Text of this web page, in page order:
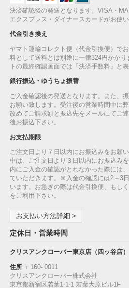
決済確認後の発送となります。VISA・
エクスプレス・ダイナースカードがお使い
代金引き換え
ヤマト運輸コレクト便（代金引換便）で
料として送料とは別途に一律324円かか
トの最終確認画面では『決済手数料』と表
銀行振込・ゆうちょ振替
ご入金確認後の発送となります。また、
お願い致します。受注後の営業時間中に
改めてご請求額と振込先をメールにてご
後お振込下さい。
お支払期限
ご注文日より７日以内にお振込みをお願
中は、ご注文日より３日以内にお振込み
内にご入金の確認がとれなかった際には
ていただきます。※入金の確認には2～3
います。お急ぎの際は代金引換便、もし
をご利用下さい。
お支払い方法詳細 >
定休日・営業時間
クリスアンクローバー東京店（四ッ谷店）
住所 〒160‐ 0011
クリスアンクローバー株式会社
東京都新宿区若葉1‐1-1 若葉大原ビル1F